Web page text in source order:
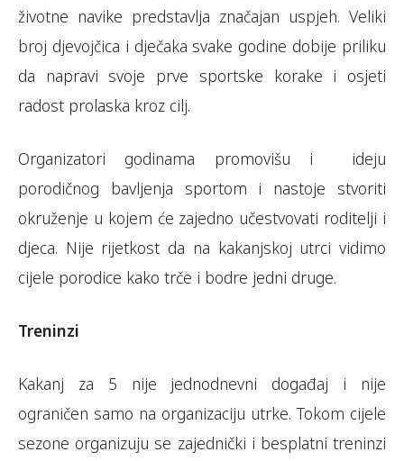
Foto: Kakanj za 5
životne navike predstavlja značajan uspjeh. Veliki
broj djevojčica i dječaka svake godine dobije priliku
da napravi svoje prve sportske korake i osjeti
radost prolaska kroz cilj.
Organizatori godinama promovišu i ideju
porodičnog bavljenja sportom i nastoje stvoriti
okruženje u kojem će zajedno učestvovati roditelji i
djeca. Nije rijetkost da na kakanjskoj utrci vidimo
cijele porodice kako trče i bodre jedni druge.
Treninzi
Kakanj za 5 nije jednodnevni događaj i nije
ograničen samo na organizaciju utrke. Tokom cijele
sezone organizuju se zajednički i besplatni treninzi